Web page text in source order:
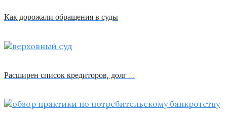
Как дорожали обращения в суды
Расширен список кредиторов, долг …